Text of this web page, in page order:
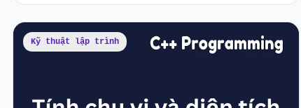
Kỹ thuật lập trình